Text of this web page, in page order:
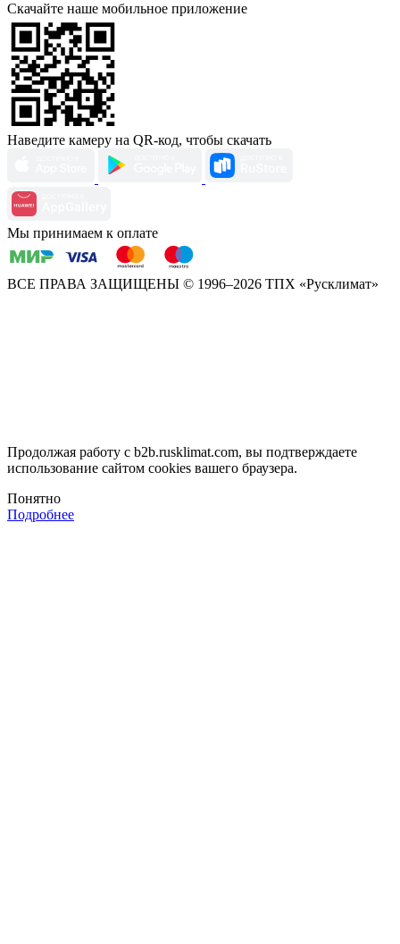
Скачайте наше мобильное приложение
Наведите камеру на QR-код, чтобы скачать
Мы принимаем к оплате
ВСЕ ПРАВА ЗАЩИЩЕНЫ © 1996–2026 ТПХ «Русклимат»
Продолжая работу с b2b.rusklimat.com, вы подтверждаете
использование сайтом cookies вашего браузера.
Понятно
Подробнее